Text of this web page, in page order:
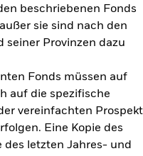
beschriebenen Fonds
sie sind nach den
seiner Provinzen dazu
Fonds müssen auf
auf die spezifische
vereinfachten
Eine Kopie des
des letzten Jahres- und